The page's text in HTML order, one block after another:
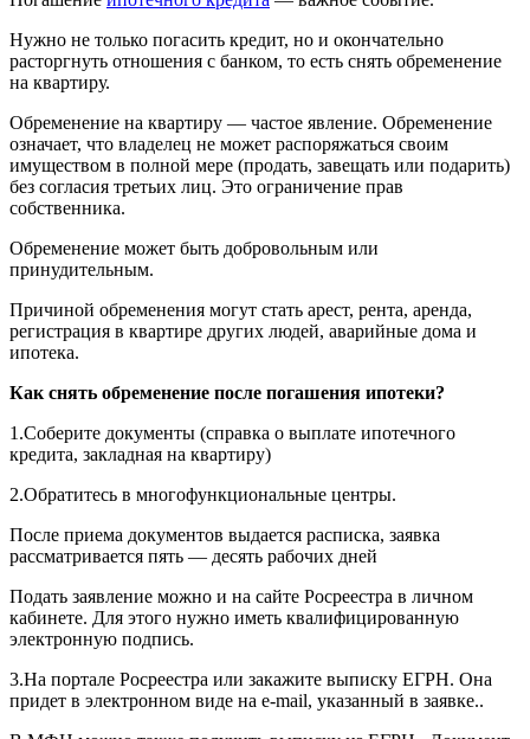
Нужно не только погасить кредит, но и окончательно
расторгнуть отношения с банком, то есть снять обременение
на квартиру.
Обременение на квартиру — частое явление. Обременение
означает, что владелец не может распоряжаться своим
имуществом в полной мере (продать, завещать или подарить)
без согласия третьих лиц. Это ограничение прав
собственника.
Обременение может быть добровольным или
принудительным.
Причиной обременения могут стать арест, рента, аренда,
регистрация в квартире других людей, аварийные дома и
ипотека.
Как снять обременение после погашения ипотеки?
1.Соберите документы (справка о выплате ипотечного
кредита, закладная на квартиру)
2.Обратитесь в многофункциональные центры.
После приема документов выдается расписка, заявка
рассматривается пять — десять рабочих дней
Подать заявление можно и на сайте Росреестра в личном
кабинете. Для этого нужно иметь квалифицированную
электронную подпись.
3.На портале Росреестра или закажите выписку ЕГРН. Она
придет в электронном виде на e-mail, указанный в заявке..